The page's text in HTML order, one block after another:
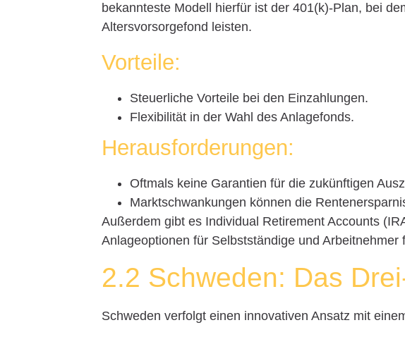
bekannteste Modell hierfür ist der 401(k)-Plan, bei
Altersvorsorgefond leisten.
Vorteile:
Steuerliche Vorteile bei den Einzahlungen.
Flexibilität in der Wahl des Anlagefonds.
Herausforderungen:
Oftmals keine Garantien für die zukünftigen
Marktschwankungen können die
Außerdem gibt es Individual Retirement Accounts
Anlageoptionen für Selbstständige und Arbeitnehmer
2.2 Schweden: Das
Schweden verfolgt einen innovativen Ansatz mit